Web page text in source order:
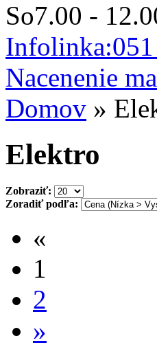
So7.00 -
Infolinka:
Nacenenie
Domov »
Elektro
Zobraziť:
Zoradiť podľa:
«
1
2
»